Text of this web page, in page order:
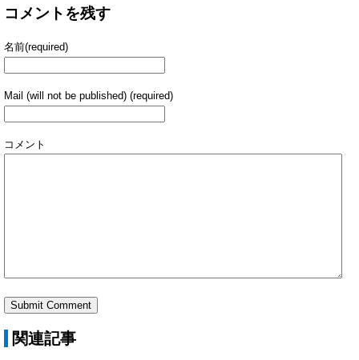
コメントを残す
名前(required)
Mail (will not be published) (required)
コメント
関連記事